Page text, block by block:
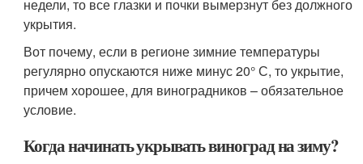
недели, то все глазки и почки вымерзнут без должного
укрытия.
Вот почему, если в регионе зимние температуры
регулярно опускаются ниже минус 20° С, то укрытие,
причем хорошее, для виноградников – обязательное
условие.
Когда начинать укрывать виноград на зиму?